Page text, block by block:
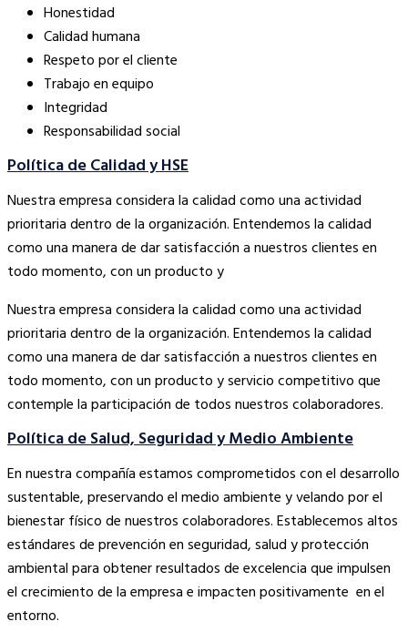
Honestidad
Calidad humana
Respeto por el cliente
Trabajo en equipo
Integridad
Responsabilidad social
Política de Calidad y HSE
Nuestra empresa considera la calidad como una actividad
prioritaria dentro de la organización. Entendemos la calidad
como una manera de dar satisfacción a nuestros clientes en
todo momento, con un producto y
Nuestra empresa considera la calidad como una actividad
prioritaria dentro de la organización. Entendemos la calidad
como una manera de dar satisfacción a nuestros clientes en
todo momento, con un producto y servicio competitivo que
contemple la participación de todos nuestros colaboradores.
Política de Salud, Seguridad y Medio Ambiente
En nuestra compañía estamos comprometidos con el desarrollo
sustentable, preservando el medio ambiente y velando por el
bienestar físico de nuestros colaboradores. Establecemos altos
estándares de prevención en seguridad, salud y protección
ambiental para obtener resultados de excelencia que impulsen
el crecimiento de la empresa e impacten positivamente en el
entorno.